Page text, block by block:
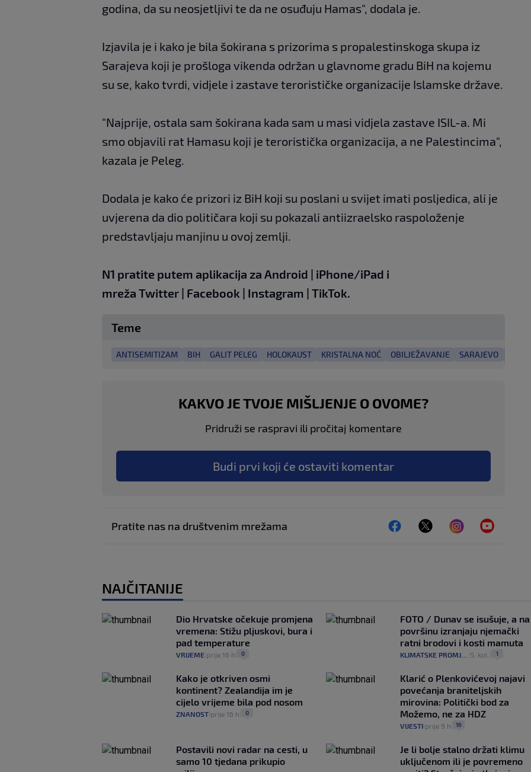
godina, da su neosjetljivi te da ne osuđuju Hamas", dodala je.
Izjavila je i kako je bila šokirana s prizorima s propalestinskoga skupa iz
Sarajeva koji je prošloga vikenda održan u glavnome gradu BiH na kojemu
su se, kako tvrdi, vidjele i zastave terorističke organizacije Islamske države.
"Najprije, ostala sam šokirana kada sam u masi vidjela zastave ISIL-a. Mi
smo objavili rat Hamasu koji je teroristička organizacija, a ne Palestincima",
kazala je Peleg.
Dodala je kako će prizori iz BiH koji su poslani u svijet imati posljedica, ali je
uvjerena da dio političara koji su pokazali antiizraelsko raspoloženje
predstavljaju manjinu u ovoj zemlji.
N1 pratite putem aplikacija za Android | iPhone/iPad i
mreža Twitter | Facebook | Instagram | TikTok.
Teme
ANTISEMITIZAM BIH GALIT PELEG HOLOKAUST KRISTALNA NOĆ OBILJEŽAVANJE SARAJEVO
KAKVO JE TVOJE MIŠLJENJE O OVOME?
Pridruži se raspravi ili pročitaj komentare
Budi prvi koji će ostaviti komentar
Pratite nas na društvenim mrežama
NAJČITANIJE
Dio Hrvatske očekuje promjena
vremena: Stižu pljuskovi, bura i
pad temperature
VRIJEME prije 16 h 0
FOTO / Dunav se isušuje, a na
površinu izranjaju njemački
ratni brodovi i kosti mamuta
KLIMATSKE PROMJENE 5. kol. 1
Kako je otkriven osmi
kontinent? Zealandija im je
cijelo vrijeme bila pod nosom
ZNANOST prije 16 h 0
Klarić o Plenkovićevoj najavi
povećanja braniteljskih
mirovina: Politički bod za
Možemo, ne za HDZ
VIJESTI| prije 9 h 16
Postavili novi radar na cesti, u
samo 10 tjedana prikupio
Je li bolje stalno držati klimu
uključenom ili je povremeno